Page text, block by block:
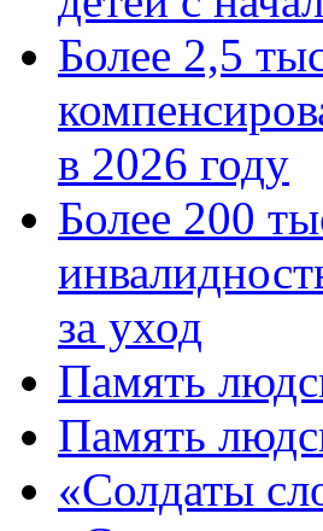
Более 2,5
в 2026 году
Более 200
за уход
Память
Память
«Солдаты